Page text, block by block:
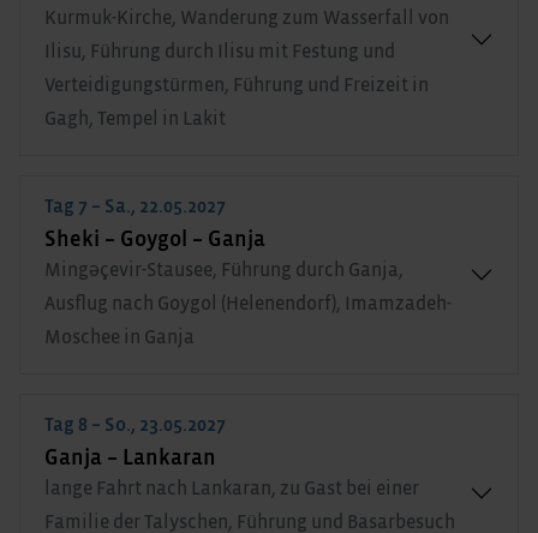
Kurmuk-Kirche, Wanderung zum Wasserfall von
Ilisu, Führung durch Ilisu mit Festung und
Verteidigungstürmen, Führung und Freizeit in
Gagh, Tempel in Lakit
Tag 7 – Sa., 22.05.2027
Sheki – Goygol – Ganja
Mingəçevir-Stausee, Führung durch Ganja,
Ausflug nach Goygol (Helenendorf), Imamzadeh-
Moschee in Ganja
Tag 8 – So., 23.05.2027
Ganja – Lankaran
lange Fahrt nach Lankaran, zu Gast bei einer
Familie der Talyschen, Führung und Basarbesuch